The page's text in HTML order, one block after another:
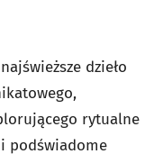
dzieło
rytualne
podświadome